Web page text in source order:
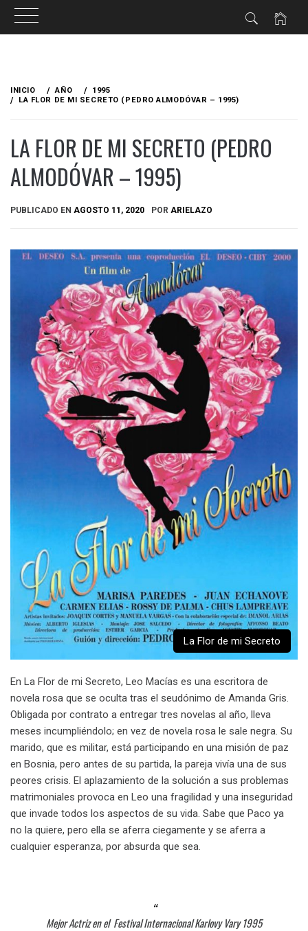
contenido
INICIO AÑO
1995
LA FLOR DE MI SECRETO (PEDRO ALMODÓVAR – 1995)
LA FLOR DE MI SECRETO (PEDRO
ALMODÓVAR – 1995)
PUBLICADO EN AGOSTO 11, 2020 POR ARIELAZO
La Flor de mi Secreto
En La Flor de mi Secreto, Leo Macías es una escritora de
novela rosa que se oculta tras el seudónimo de Amanda Gris.
Obligada por contrato a entregar tres novelas al año, lleva
meses incumpliéndolo; en vez de novela rosa le sale negra. Su
marido, que es militar, está participando en una misión de paz
en Bosnia, pero antes de su partida, la pareja vivía una de sus
peores crisis. El aplazamiento de la solución a sus problemas
matrimoniales provoca en Leo una fragilidad y una inseguridad
que invade todos los aspectos de su vida. Sabe que Paco ya
no la quiere, pero ella se aferra ciegamente y se aferra a
cualquier esperanza, por absurda que sea.
Mejor Actriz en el Festival Internacional Karlovy Vary 1995